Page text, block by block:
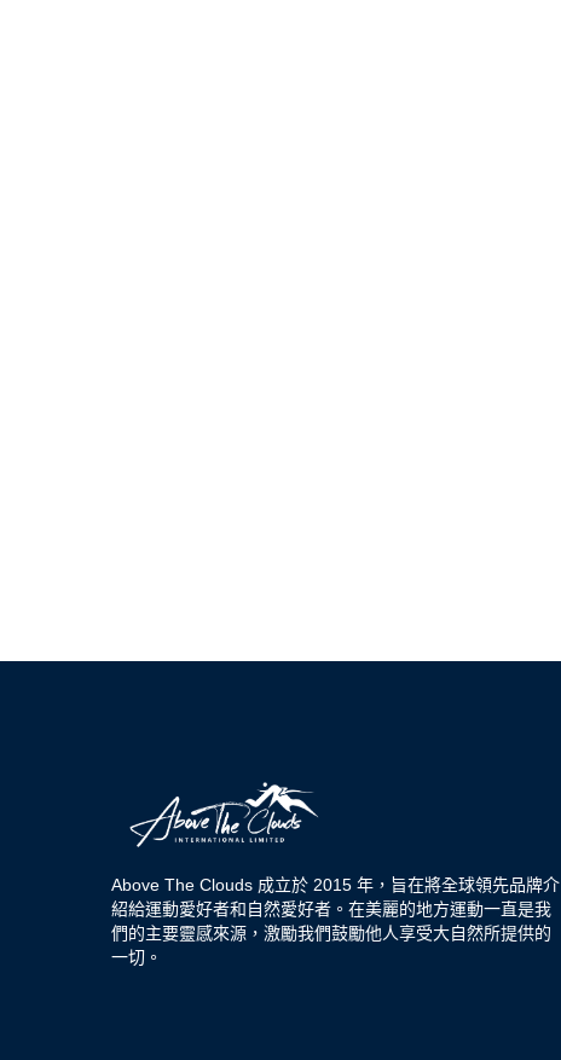
Above The Clouds 成立於 2015 年，旨在將全球領先品牌介
紹給運動愛好者和自然愛好者。在美麗的地方運動一直是我
們的主要靈感來源，激勵我們鼓勵他人享受大自然所提供的
一切。